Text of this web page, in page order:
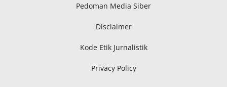
Pedoman Media Siber
Disclaimer
Kode Etik Jurnalistik
Privacy Policy